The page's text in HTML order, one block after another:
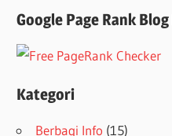
Google Page Rank
Kategori
Berbagi Info (15)